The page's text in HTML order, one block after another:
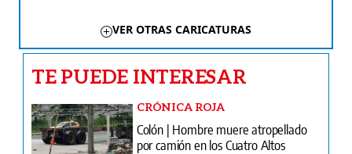
VER OTRAS CARICATURAS
TE PUEDE INTERESAR
CRÓNICA ROJA
Colón | Hombre muere atropellado
por camión en los Cuatro Altos